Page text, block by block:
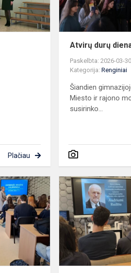
Plačiau
Atvirų durų
Paskelbta: 2026-03-30
Kategorija:Renginiai
Šiandien
Miesto ir rajono
susirinko...
Konferencija
„Ukmergės
krašto
kalbininkai“